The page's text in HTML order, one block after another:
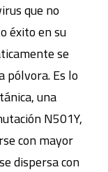
que no
éxito en su
se
pólvora. Es lo
una
N501Y,
con mayor
dispersa con